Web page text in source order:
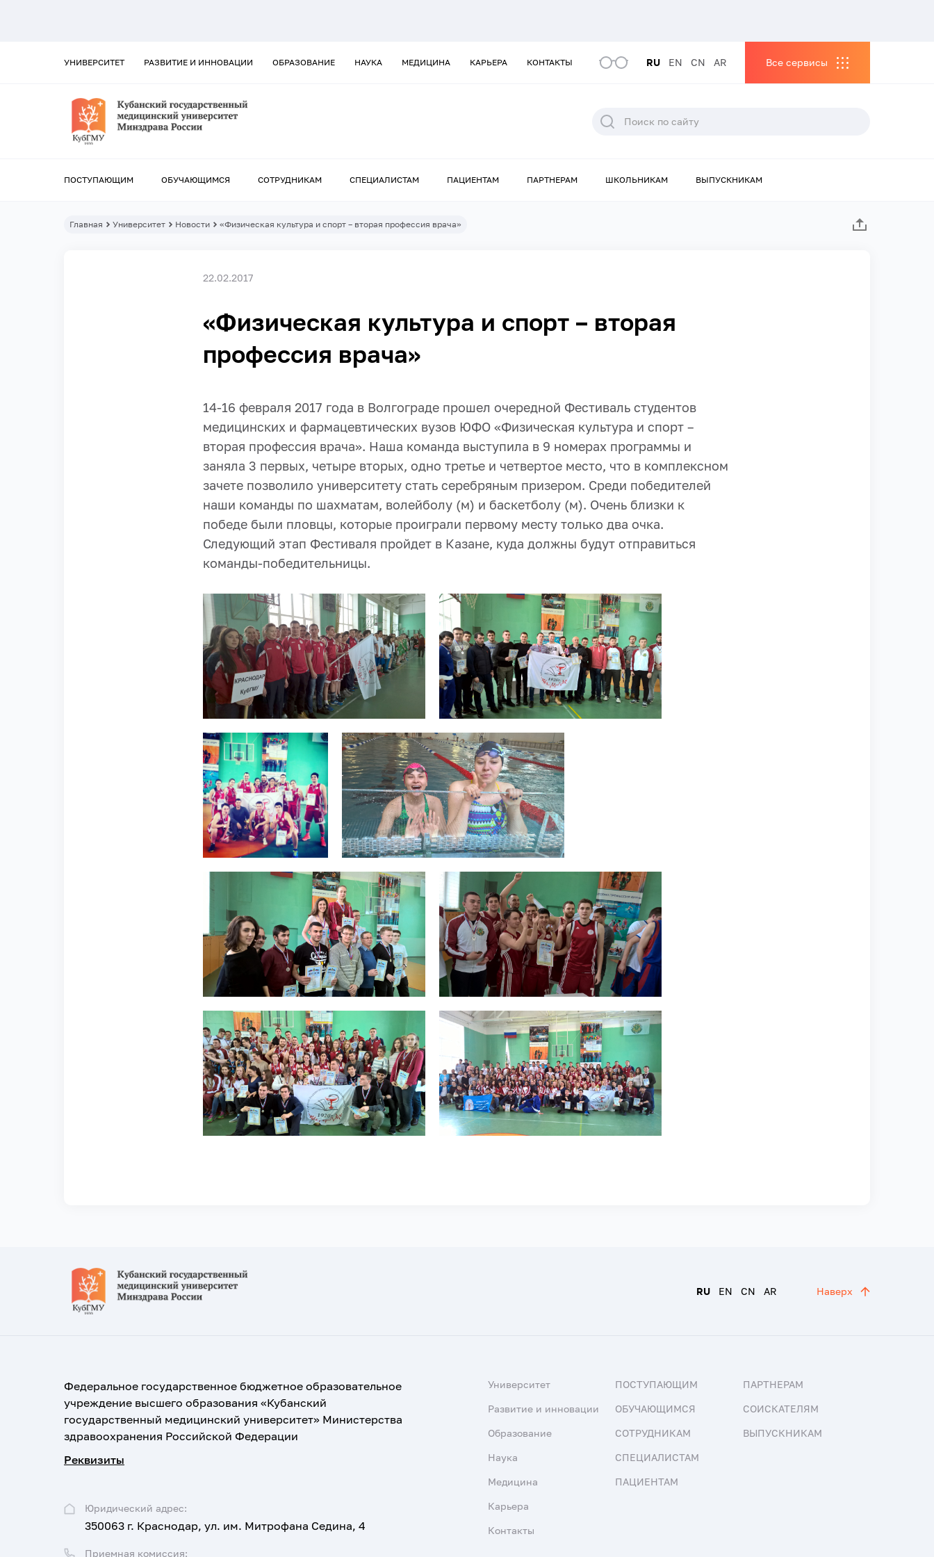
УНИВЕРСИТЕТ РАЗВИТИЕ И ИННОВАЦИИ ОБРАЗОВАНИЕ НАУКА МЕДИЦИНА КАРЬЕРА КОНТАКТЫ RU EN CN AR Все сервисы
ПОСТУПАЮЩИМ ОБУЧАЮЩИМСЯ СОТРУДНИКАМ СПЕЦИАЛИСТАМ ПАЦИЕНТАМ ПАРТНЕРАМ ШКОЛЬНИКАМ ВЫПУСКНИКАМ
Главная Университет Новости «Физическая культура и спорт – вторая профессия врача»
22.02.2017
«Физическая культура и спорт – вторая
профессия врача»
14-16 февраля 2017 года в Волгограде прошел очередной Фестиваль студентов
медицинских и фармацевтических вузов ЮФО «Физическая культура и спорт –
вторая профессия врача». Наша команда выступила в 9 номерах программы и
заняла 3 первых, четыре вторых, одно третье и четвертое место, что в комплексном
зачете позволило университету стать серебряным призером. Среди победителей
наши команды по шахматам, волейболу (м) и баскетболу (м). Очень близки к
победе были пловцы, которые проиграли первому месту только два очка.
Следующий этап Фестиваля пройдет в Казане, куда должны будут отправиться
команды-победительницы.
RU EN CN AR Наверх
Федеральное государственное бюджетное образовательное
учреждение высшего образования «Кубанский
государственный медицинский университет» Министерства
здравоохранения Российской Федерации
Реквизиты
Юридический адрес:
350063 г. Краснодар, ул. им. Митрофана Седина, 4
Приемная комиссия:
Университет
Развитие и инновации
Образование
Наука
Медицина
Карьера
Контакты
ПОСТУПАЮЩИМ
ОБУЧАЮЩИМСЯ
СОТРУДНИКАМ
СПЕЦИАЛИСТАМ
ПАЦИЕНТАМ
ПАРТНЕРАМ
СОИСКАТЕЛЯМ
ВЫПУСКНИКАМ